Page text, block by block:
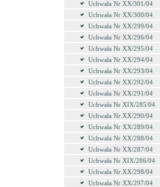
Uchwała Nr XX/301/04
Uchwała Nr XX/300/04
Uchwała Nr XX/299/04
Uchwała Nr XX/296/04
Uchwała Nr XX/295/04
Uchwała Nr XX/294/04
Uchwała Nr XX/293/04
Uchwała Nr XX/292/04
Uchwała Nr XX/291/04
Uchwała Nr XIX/285/04
Uchwała Nr XX/290/04
Uchwała Nr XX/289/04
Uchwała Nr XX/288/04
Uchwała Nr XX/287/04
Uchwała Nr XIX/286/04
Uchwała Nr XX/298/04
Uchwała Nr XX/297/04